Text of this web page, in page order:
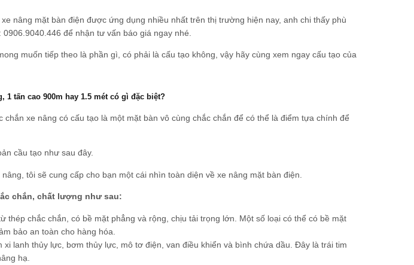
nâng mặt bàn điện được ứng dụng nhiều nhất trên thị trường hiện nay, anh chi thấy phù
để nhận tư vấn báo giá ngay nhé.
muốn tiếp theo là phần gì, có phải là cấu tạo không, vậy hãy cùng xem ngay cấu tạo của
1 tấn cao 900m hay 1.5 mét có gì đặc biệt?
xe nâng có cấu tạo là một mặt bàn vô cùng chắc chắn để có thể là điểm tựa chính để
cầu tạo như sau đây.
tôi sẽ cung cấp cho bạn một cái nhìn toàn diện về xe nâng mặt bàn điện.
chắn, chất lượng như sau:
thép chắc chắn, có bề mặt phẳng và rộng, chịu tải trọng lớn. Một số loại có thể có bề mặt
bảo an toàn cho hàng hóa.
xi lanh thủy lực, bơm thủy lực, mô tơ điện, van điều khiển và bình chứa dầu. Đây là trái tim
hạ.